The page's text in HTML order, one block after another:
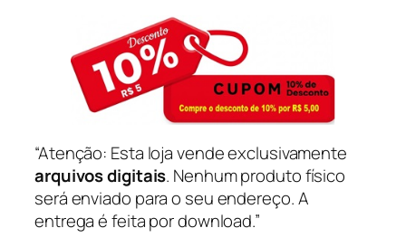
“Atenção: Esta loja vende exclusivamente
arquivos digitais. Nenhum produto físico
será enviado para o seu endereço. A
entrega é feita por download.”